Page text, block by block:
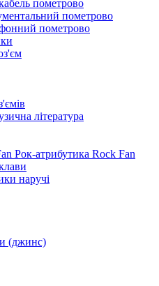
пометрово
пометрово
пометрово
література
Рок-атрибутика Rock Fan
наручі
(джинс)